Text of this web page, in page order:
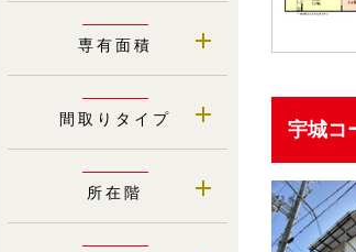
専有面積
間取りタイプ
所在階
宇城コ